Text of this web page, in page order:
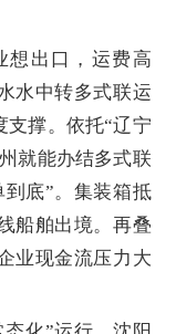
出口，运费高
水中转多式联运
支撑。依托“辽宁
就能办结多式联
底”。集装箱抵
船舶出境。再叠
业现金流压力大